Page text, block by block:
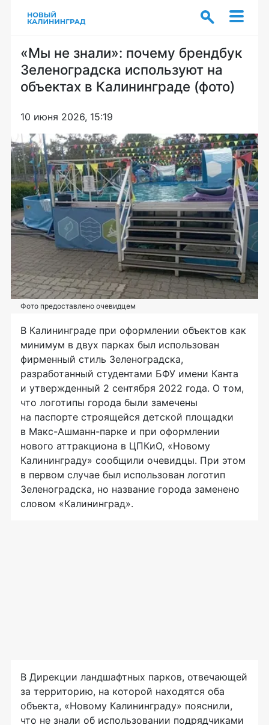
«Мы не знали»: почему брендбук
Зеленоградска используют на
объектах в Калининграде (фото)
10 июня 2026, 15:19
Фото предоставлено очевидцем
В Калининграде при оформлении объектов как
минимум в двух парках был использован
фирменный стиль Зеленоградска,
разработанный студентами БФУ имени Канта
и утвержденный 2 сентября 2022 года. О том,
что логотипы города были замечены
на паспорте строящейся детской площадки
в Макс-Ашманн-парке и при оформлении
нового аттракциона в ЦПКиО, «Новому
Калининграду» сообщили очевидцы. При этом
в первом случае был использован логотип
Зеленоградска, но название города заменено
словом «Калининград».
В Дирекции ландшафтных парков, отвечающей
за территорию, на которой находятся оба
объекта, «Новому Калининграду» пояснили,
что не знали об использовании подрядчиками